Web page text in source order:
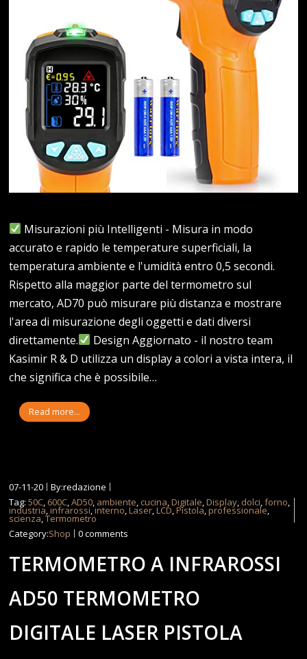
Misurazioni più Intelligenti - Misura in modo
accurato e rapido le temperature superficiali, la
temperatura ambiente e l'umidità entro 0,5 secondi.
Rispetto alla maggior parte del termometro sul
mercato, AD70 può misurare più distanza e mostrare
l'area di misurazione degli oggetti e dati diversi
direttamente.
Design Aggiornato - il nostro team
Kasimir R & D utilizza un display a colori a vista intera, il
che significa che è possibile…
Read more...
07-11-20
By:redazione
Tag:50C, 600C,AD50, ambiente, cucina,Digitale,Display, dolci,forno,
industria,infrarossi,interno,Laser,LCD,Pistola,professionale,
scienza,Termometro
Category:Shop 0 comments
TERMOMETRO A INFRAROSSI
AD50 TERMOMETRO
DIGITALE LASER PISTOLA